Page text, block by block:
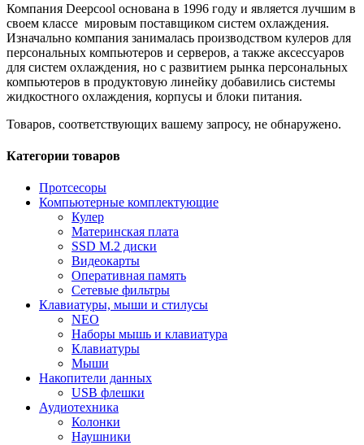
Компания Deepcool основана в 1996 году и является лучшим в
своем классе мировым поставщиком систем охлаждения.
Изначально компания занималась производством кулеров для
персональных компьютеров и серверов, а также аксессуаров
для систем охлаждения, но с развитием рынка персональных
компьютеров в продуктовую линейку добавились системы
жидкостного охлаждения, корпусы и блоки питания.
Товаров, соответствующих вашему запросу, не обнаружено.
Категории товаров
Протсесоры
Компьютерные комплектующие
Кулер
Материнская плата
SSD M.2 диски
Видеокарты
Оперативная память
Сетевые фильтры
Клавиатуры, мыши и стилусы
NEO
Наборы мышь и клавиатура
Клавиатуры
Мыши
Накопители данных
USB флешки
Аудиотехника
Колонки
Наушники